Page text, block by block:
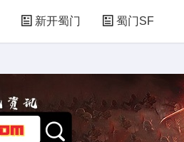
新开蜀门 蜀门SF